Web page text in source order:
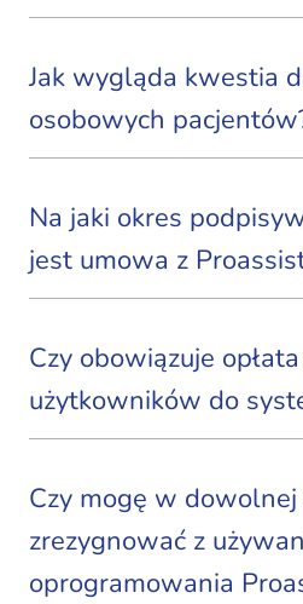
Jak wygląda kwestia
osobowych
Na jaki okres
jest umowa z
Czy obowiązuje
użytkowników do
Czy mogę w
zrezygnować z
oprogramowania